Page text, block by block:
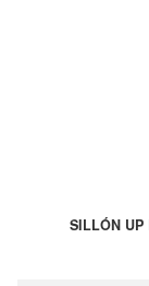
SILLÓN UP